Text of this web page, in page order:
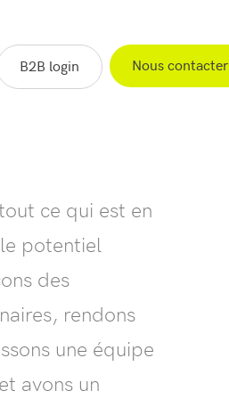
B2B login Nous contacter
ce qui est en
potentiel
des
rendons
une équipe
avons un